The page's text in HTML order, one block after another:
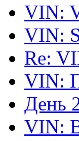
VIN:
VIN:
Re:
VIN:
День
VIN: